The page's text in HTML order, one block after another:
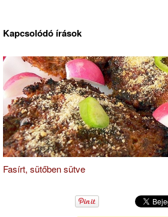
Kapcsolódó írások
Fasírt, sütőben sütve